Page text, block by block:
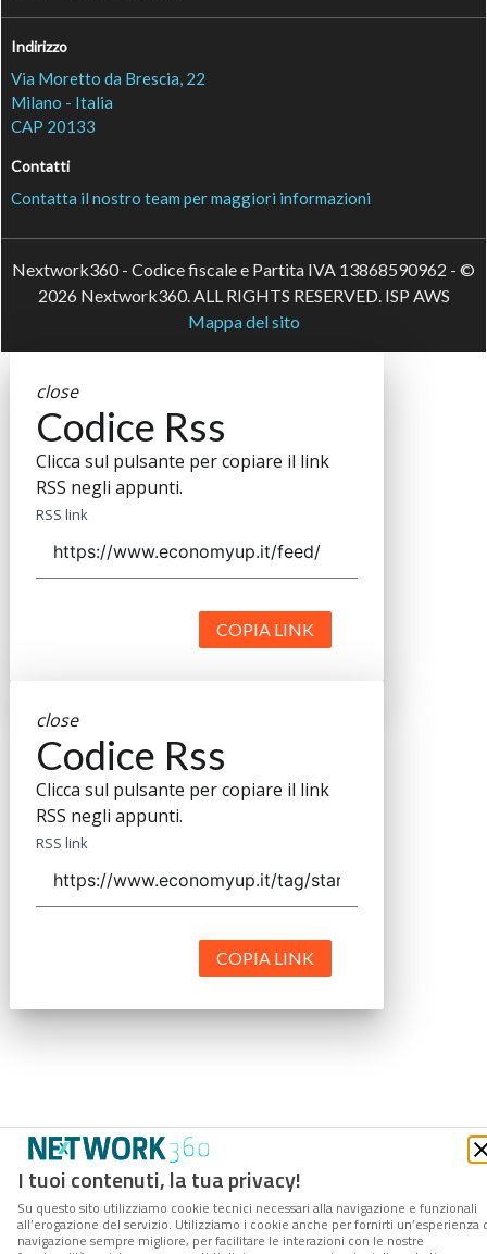
I tuoi contenuti, la tua privacy!
Su questo sito utilizziamo cookie tecnici necessari alla navigazione e funzionali
all’erogazione del servizio. Utilizziamo i cookie anche per fornirti un’esperienza
navigazione sempre migliore, per facilitare le interazioni con le nostre
Indirizzo
Via Moretto da Brescia, 22
Milano - Italia
CAP 20133
Contatti
Contatta il nostro team per maggiori informazioni
Nextwork360 - Codice fiscale e Partita IVA 13868590962 - ©
2026 Nextwork360. ALL RIGHTS RESERVED. ISP AWS
Mappa del sito
close
Codice Rss
Clicca sul pulsante per copiare il link
RSS negli appunti.
RSS link
COPIA LINK
close
Codice Rss
Clicca sul pulsante per copiare il link
RSS negli appunti.
RSS link
COPIA LINK